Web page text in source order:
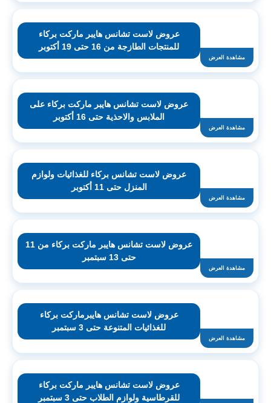
مشاهدة العرض
عروض لاست تشانس هايبر ماركت بركاء
للمنتجات الطازجة من 16 حتى 19 أكتوبر
مشاهدة العرض
عروض لاست تشانس هايبر ماركت بركاء على
الملابس والاحذية حتى 16 أكتوبر
مشاهدة العرض
عروض لاست تشانس بركاء للغذائيات ولوازم
المنزل حتى 11 أكتوبر
مشاهدة العرض
عروض لاست تشانس هايبر ماركت بركاء من 11
حتى 13 سبتمبر
مشاهدة العرض
عروض لاست تشانس هايبرماركت بركاء
للغذائيات المتنوعة حتى 3 سبتمبر
عروض لاست تشانس هايبر ماركت بركاء
للقرطاسية ولوازم الطلاب حتى 3 سبتمبر